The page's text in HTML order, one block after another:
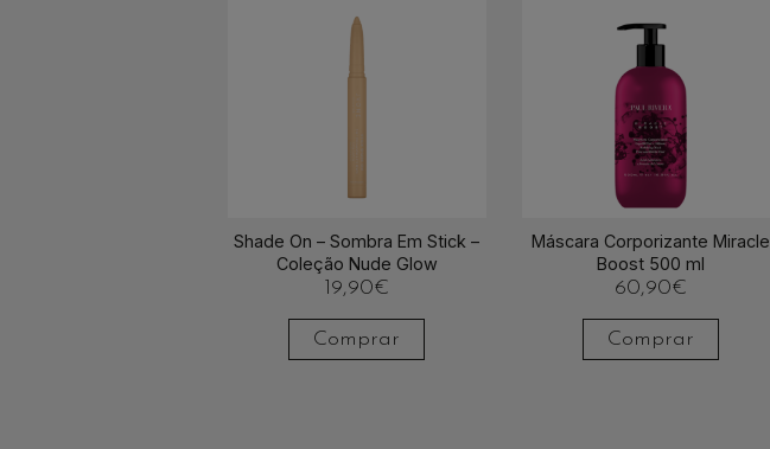
Shade On – Sombra Em Stick –
Coleção Nude Glow
19,90€
Comprar
Máscara Corporizante Miracle
Boost 500 ml
60,90€
Comprar